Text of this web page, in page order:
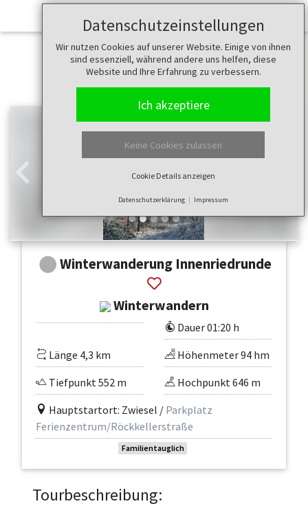
Datenschutzeinstellungen
Wir nutzen Cookies auf unserer Website. Einige von ihnen
sind essenziell, während andere uns helfen, diese
Website und Ihre Erfahrung zu verbessern.
Ich akzeptiere
Keine Cookies zulassen
Cookie Details anzeigen
Datenschutzerklärung Impressum
Zurück
Winterwanderung Innenriedrunde
Winterwandern
Dauer 01:20 h
Länge 4,3 km
Höhenmeter 94 hm
Tiefpunkt 552 m
Hochpunkt 646 m
Hauptstartort: Zwiesel / Parkplatz
Ferienzentrum/Röckkellerstraße
Familientauglich
Tourbeschreibung: